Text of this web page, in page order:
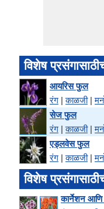
विशेष
आयरिस फुल
रंग |काळजी|
सेज फुल
रंग |काळजी|
एड्लवेस फुल
रंग |काळजी|
विशेष
कार्नेशन